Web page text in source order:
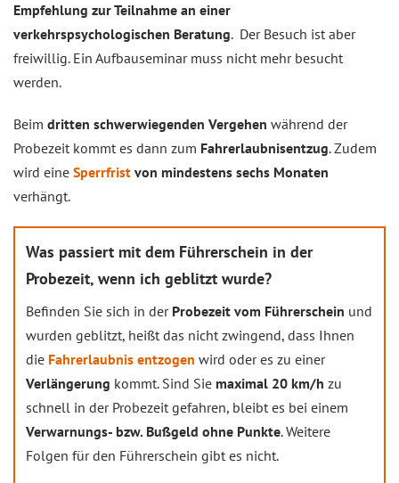
Empfehlung zur Teilnahme an einer
verkehrspsychologischen Beratung. Der Besuch ist aber
freiwillig. Ein Aufbauseminar muss nicht mehr besucht
werden.
Beim dritten schwerwiegenden Vergehen während der
Probezeit kommt es dann zum Fahrerlaubnisentzug. Zudem
wird eine Sperrfrist von mindestens sechs Monaten
verhängt.
Was passiert mit dem Führerschein in der
Probezeit, wenn ich geblitzt wurde?
Befinden Sie sich in der Probezeit vom Führerschein und
wurden geblitzt, heißt das nicht zwingend, dass Ihnen
die Fahrerlaubnis entzogen wird oder es zu einer
Verlängerung kommt. Sind Sie maximal 20 km/h zu
schnell in der Probezeit gefahren, bleibt es bei einem
Verwarnungs- bzw. Bußgeld ohne Punkte. Weitere
Folgen für den Führerschein gibt es nicht.